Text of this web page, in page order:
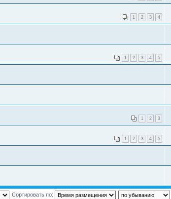
1 2 3 4
1 2 3 4 5
1 2 3
1 2 3 4 5
Сортировать по: